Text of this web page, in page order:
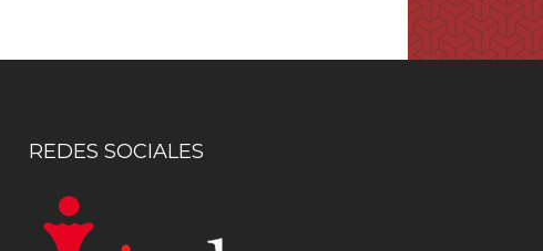
REDES SOCIALES